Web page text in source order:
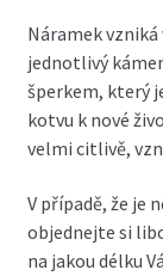
Náramek
jednotlivý
šperkem, který
kotvu k nové
velmi citlivě,
V případě, že je
objednejte si
na jakou délku